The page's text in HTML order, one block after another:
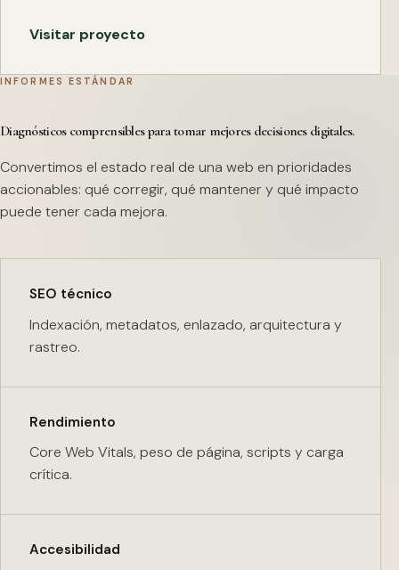
Visitar proyecto
INFORMES ESTÁNDAR
Diagnósticos comprensibles para tomar mejores decisiones digitales.
Convertimos el estado real de una web en prioridades
accionables: qué corregir, qué mantener y qué impacto
puede tener cada mejora.
SEO técnico
Indexación, metadatos, enlazado, arquitectura y
rastreo.
Rendimiento
Core Web Vitals, peso de página, scripts y carga
crítica.
Accesibilidad